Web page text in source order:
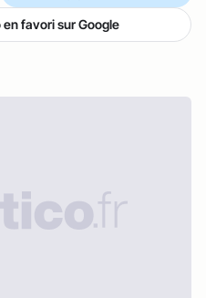
favori sur Google